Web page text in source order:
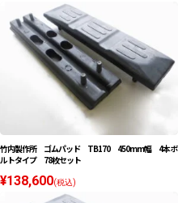
竹内製作所 ゴムパッド TB170 450mm幅 4本ボ
ルトタイプ 78枚セット
¥138,600(税込)